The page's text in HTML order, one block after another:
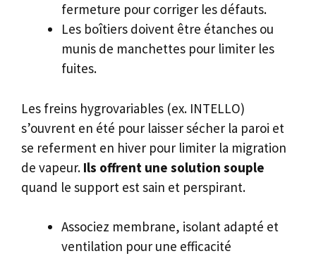
fermeture pour corriger les défauts.
Les boîtiers doivent être étanches ou
munis de manchettes pour limiter les
fuites.
Les freins hygrovariables (ex. INTELLO)
s’ouvrent en été pour laisser sécher la paroi et
se referment en hiver pour limiter la migration
de vapeur. Ils offrent une solution souple
quand le support est sain et perspirant.
Associez membrane, isolant adapté et
ventilation pour une efficacité